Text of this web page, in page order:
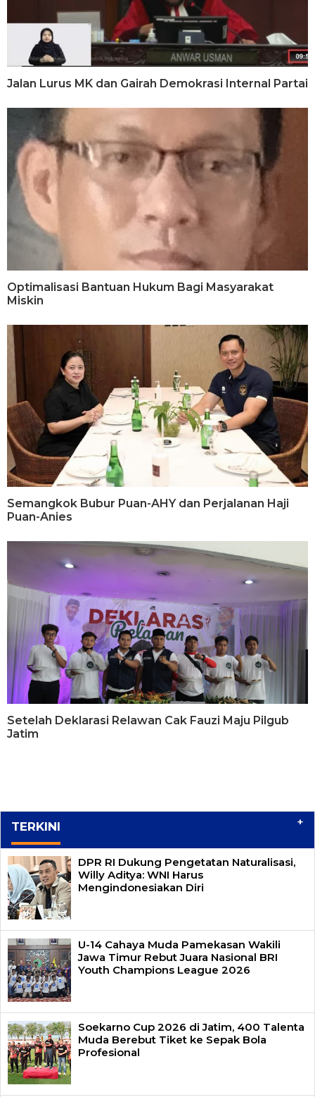
Jalan Lurus MK dan Gairah Demokrasi Internal Partai
Optimalisasi Bantuan Hukum Bagi Masyarakat
Miskin
Semangkok Bubur Puan-AHY dan Perjalanan Haji
Puan-Anies
Setelah Deklarasi Relawan Cak Fauzi Maju Pilgub
Jatim
TERKINI +
DPR RI Dukung Pengetatan Naturalisasi,
Willy Aditya: WNI Harus
Mengindonesiakan Diri
U-14 Cahaya Muda Pamekasan Wakili
Jawa Timur Rebut Juara Nasional BRI
Youth Champions League 2026
Soekarno Cup 2026 di Jatim, 400 Talenta
Muda Berebut Tiket ke Sepak Bola
Profesional